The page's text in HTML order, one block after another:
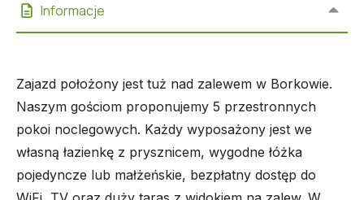
Informacje
Zajazd położony jest tuż nad zalewem w Borkowie.
Naszym gościom proponujemy 5 przestronnych
pokoi noclegowych. Każdy wyposażony jest we
własną łazienkę z prysznicem, wygodne łóżka
pojedyncze lub małżeńskie, bezpłatny dostęp do